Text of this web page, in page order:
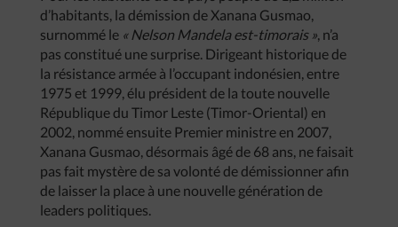
d’habitants, la démission de Xanana Gusmao,
surnommé le « Nelson Mandela est-timorais », n’a
pas constitué une surprise. Dirigeant historique de
la résistance armée à l’occupant indonésien, entre
1975 et 1999, élu président de la toute nouvelle
République du Timor Leste (Timor-Oriental) en
2002, nommé ensuite Premier ministre en 2007,
Xanana Gusmao, désormais âgé de 68 ans, ne faisait
pas fait mystère de sa volonté de démissionner afin
de laisser la place à une nouvelle génération de
leaders politiques.